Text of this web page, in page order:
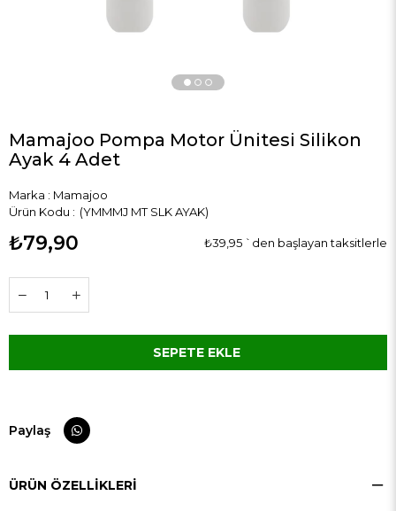
Mamajoo Pompa Motor Ünitesi Silikon
Ayak 4 Adet
Marka : Mamajoo
(YMMMJ MT SLK AYAK)
₺79,90 ₺39,95 `den başlayan taksitlerle
Paylaş
ÜRÜN ÖZELLIKLERI